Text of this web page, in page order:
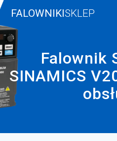
FALOWNIKISKLEP
Falownik
SINAMICS